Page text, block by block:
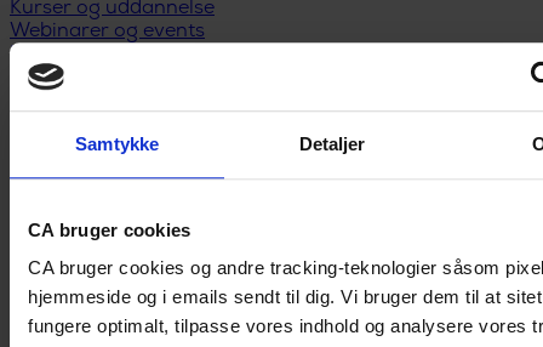
Samtykke Detaljer
CA bruger cookies
CA bruger cookies og andre tracking-teknologier såsom
hjemmeside og i emails sendt til dig. Vi bruger dem til at
fungere optimalt, tilpasse vores indhold og analysere vores
Kurser og uddannelse
Webinarer og events
Medlemsfordele
Privatøkonomi